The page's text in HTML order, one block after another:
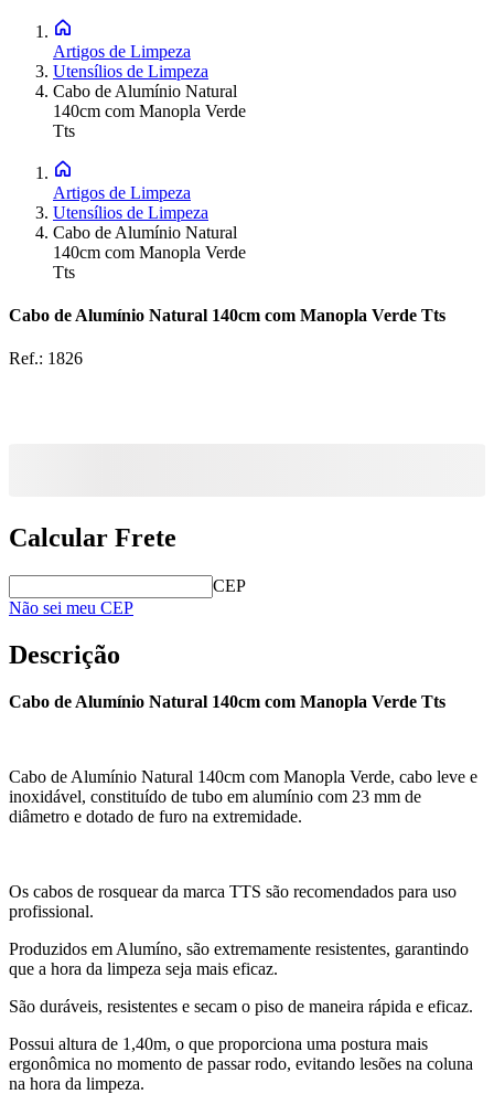
Artigos de Limpeza
Utensílios de Limpeza
Cabo de Alumínio Natural
140cm com Manopla Verde
Tts
Artigos de Limpeza
Utensílios de Limpeza
Cabo de Alumínio Natural
140cm com Manopla Verde
Tts
Cabo de Alumínio Natural 140cm com Manopla Verde Tts
Ref.: 1826
Calcular Frete
CEP
Não sei meu CEP
Descrição
Cabo de Alumínio Natural 140cm com Manopla Verde Tts
Cabo de Alumínio Natural 140cm com Manopla Verde, cabo leve e
inoxidável, constituído de tubo em alumínio com 23 mm de
diâmetro e dotado de furo na extremidade.
Os cabos de rosquear da marca TTS são recomendados para uso
profissional.
Produzidos em Alumíno, são extremamente resistentes, garantindo
que a hora da limpeza seja mais eficaz.
São duráveis, resistentes e secam o piso de maneira rápida e eficaz.
Possui altura de 1,40m, o que proporciona uma postura mais
ergonômica no momento de passar rodo, evitando lesões na coluna
na hora da limpeza.